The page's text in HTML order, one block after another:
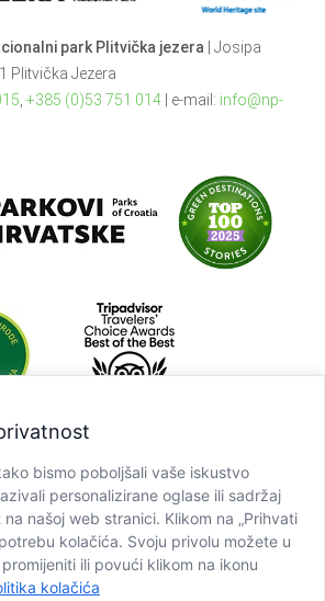
bismo poboljšali vaše iskustvo
personalizirane oglase ili sadržaj
našoj web stranici. Klikom na „Prihvati
kolačića. Svoju privolu možete u
ili povući klikom na ikonu
kolačića
park Plitvička jezera| Josipa
Plitvička Jezera
, +385 (0)53 751 014| e-mail: info@np-